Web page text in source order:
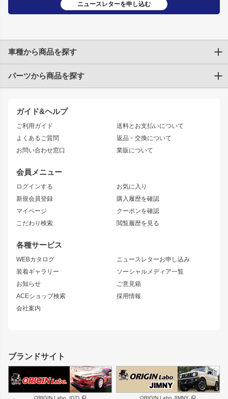
ニュースレターを申し込む
ガイド&ヘルプ
ご利用ガイド
よくあるご質問
お問い合わせ窓口
送料とお支払いについて
返品・交換について
業販について
会員メニュー
ログインする
新規会員登録
マイページ
こだわり検索
お気に入り
購入履歴を確認
クーポンを確認
閲覧履歴を見る
各種サービス
WEBカタログ
装着ギャラリー
お知らせ
ACEショップ検索
会社案内
ニュースレターお申し込み
ソーシャルメディア一覧
ご意見箱
採用情報
車種から商品を探す
トヨタ
JZX90 CHASER
JZX110 MARK II
JZX100 MARK II
JZX90 MARK II
トレノ
マークX
アリスト
ソアラ
アルテッツァ
ニッサン
S15 シルビア
S14 シルビア 後期
S13 シルビア
180SX
シルエイティ
ワンビア
ローレル
セフィーロ
キャラバン
スズキ
GS350
SC
スバル 三菱
パーツから商品を探す
エアロシリーズ
ドリフトライン
風神
雷神
レーシングライン
アタックライン
ストリームライン
リアウイング
ジムニーパーツ
ホイール
MUD-S7
MUD-SR7
まつど家 鉄漢
ボンネット
フェンダー
サイドパーツ
リアゲート
メンテナンスパーツ
ブランドサイト
ORIGIN Labo. (GT) ORIGIN Labo.JIMNY